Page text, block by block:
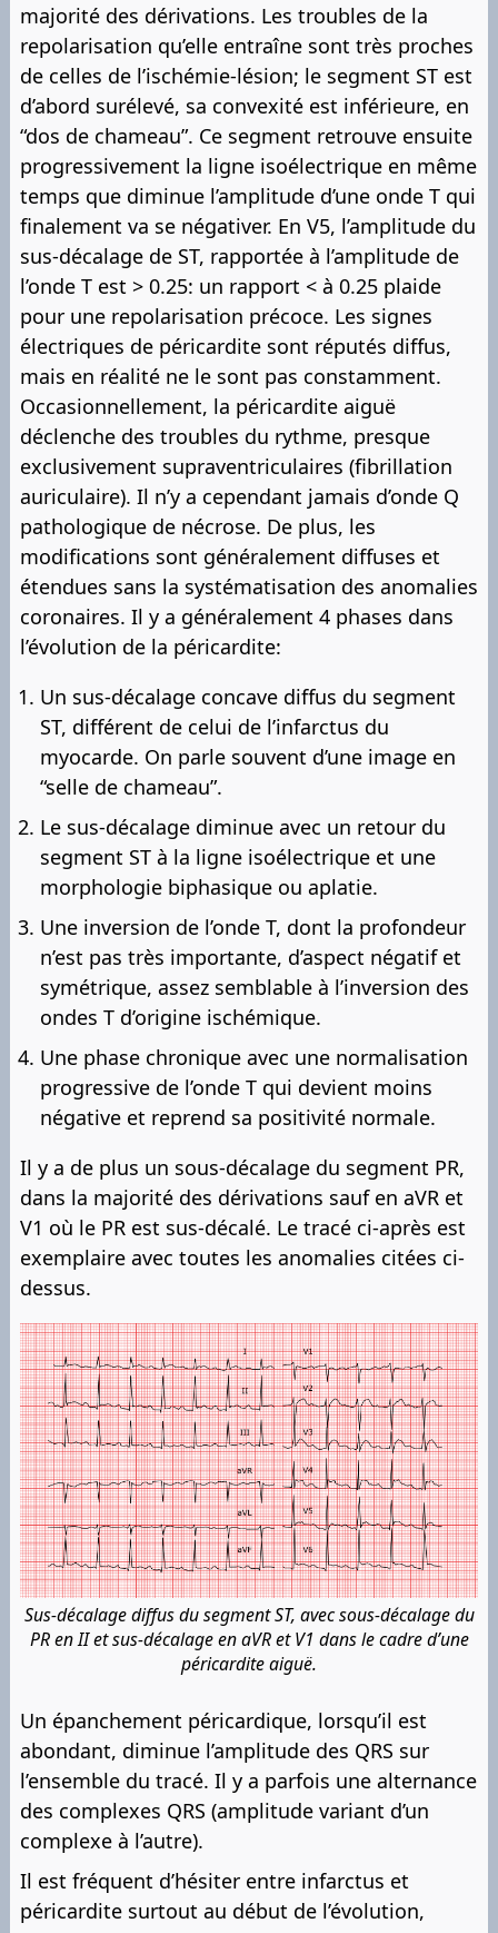
majorité des dérivations. Les troubles de la
repolarisation qu’elle entraîne sont très proches
de celles de l’ischémie-lésion; le segment ST est
d’abord surélevé, sa convexité est inférieure, en
“dos de chameau”. Ce segment retrouve ensuite
progressivement la ligne isoélectrique en même
temps que diminue l’amplitude d’une onde T qui
finalement va se négativer. En V5, l’amplitude du
sus-décalage de ST, rapportée à l’amplitude de
l’onde T est > 0.25: un rapport < à 0.25 plaide
pour une repolarisation précoce. Les signes
électriques de péricardite sont réputés diffus,
mais en réalité ne le sont pas constamment.
Occasionnellement, la péricardite aiguë
déclenche des troubles du rythme, presque
exclusivement supraventriculaires (fibrillation
auriculaire). Il n’y a cependant jamais d’onde Q
pathologique de nécrose. De plus, les
modifications sont généralement diffuses et
étendues sans la systématisation des anomalies
coronaires. Il y a généralement 4 phases dans
l’évolution de la péricardite:
Un sus-décalage concave diffus du segment
ST, différent de celui de l’infarctus du
myocarde. On parle souvent d’une image en
“selle de chameau”.
Le sus-décalage diminue avec un retour du
segment ST à la ligne isoélectrique et une
morphologie biphasique ou aplatie.
Une inversion de l’onde T, dont la profondeur
n’est pas très importante, d’aspect négatif et
symétrique, assez semblable à l’inversion des
ondes T d’origine ischémique.
Une phase chronique avec une normalisation
progressive de l’onde T qui devient moins
négative et reprend sa positivité normale.
Il y a de plus un sous-décalage du segment PR,
dans la majorité des dérivations sauf en aVR et
V1 où le PR est sus-décalé. Le tracé ci-après est
exemplaire avec toutes les anomalies citées ci-
dessus.
Sus-décalage diffus du segment ST, avec sous-décalage du
PR en II et sus-décalage en aVR et V1 dans le cadre d’une
péricardite aiguë.
Un épanchement péricardique, lorsqu’il est
abondant, diminue l’amplitude des QRS sur
l’ensemble du tracé. Il y a parfois une alternance
des complexes QRS (amplitude variant d’un
complexe à l’autre).
Il est fréquent d’hésiter entre infarctus et
péricardite surtout au début de l’évolution,